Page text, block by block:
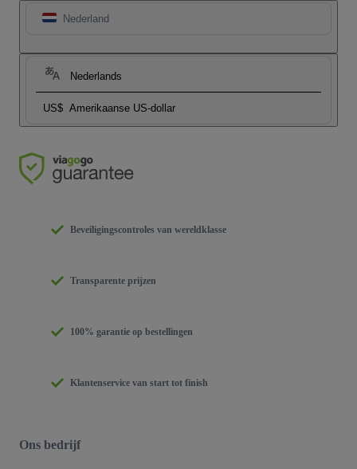
Nederland
Nederlands
US$ Amerikaanse US-dollar
Beveiligingscontroles van wereldklasse
Transparente prijzen
100% garantie op bestellingen
Klantenservice van start tot finish
Ons bedrijf